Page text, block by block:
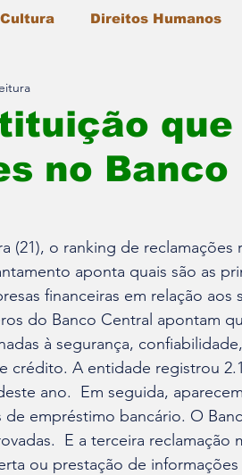
Cultura Direitos Humanos
e Inovação Polícia
que
no Banco
(21), o ranking de reclamações
aponta quais são as
financeiras em relação aos
do Banco Central apontam
à segurança,
crédito. A entidade registrou
ano.  Em seguida,
empréstimo bancário. O
E a terceira reclamação
ou prestação de